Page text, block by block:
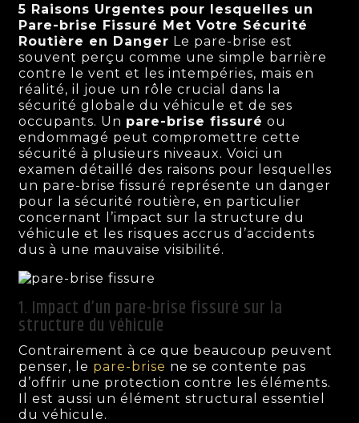
5 Raisons Urgentes pour lesquelles un
Pare-brise Fissuré Met Votre Sécurité
Routière en Danger Le pare-brise est
souvent perçu comme une simple barrière
contre le vent et les intempéries, mais en
réalité, il joue un rôle crucial dans la
sécurité globale du véhicule et de ses
occupants. Un pare-brise fissuré ou
endommagé peut compromettre cette
sécurité à plusieurs niveaux. Voici un
examen détaillé des raisons pour lesquelles
un pare-brise fissuré représente un danger
pour la sécurité routière, en particulier
concernant l’impact sur la structure du
véhicule et les risques accrus d’accidents
dus à une mauvaise visibilité.
1. Impact d’un pare-brise fissuré sur la
structure du véhicule
Contrairement à ce que beaucoup peuvent
penser, le pare-brise ne se contente pas
d’offrir une protection contre les éléments.
Il est aussi un élément structural essentiel
du véhicule.